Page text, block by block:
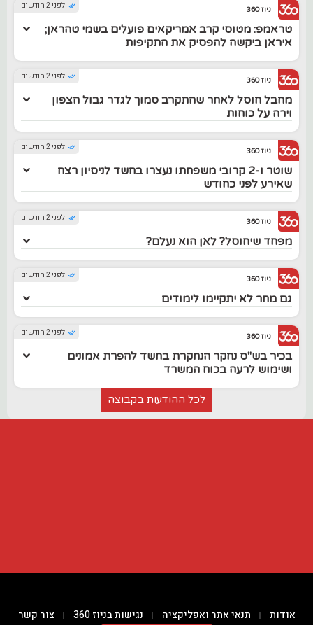
לפני 2 חודשים ניוז 360
טראמפ: מטוסי קרב אמריקאים פועלים בשמי טהראן;
איראן ביקשה להפסיק את התקיפות
לפני 2 חודשים ניוז 360
מחבל חוסל לאחר שהתקרב סמוך לגדר גבול הצפון
וירה על כוחות
לפני 2 חודשים ניוז 360
שוטר ו-2 קרובי משפחתו נעצרו בחשד לניסיון רצח
שאירע לפני כחודש
לפני 2 חודשים ניוז 360
מפחד שיחוסל? לאן הוא נעלם?
לפני 2 חודשים ניוז 360
גם מחר לא יתקיימו לימודים
לפני 2 חודשים ניוז 360
בכיר בש"ס נחקר הנחקרת בחשד להפרת אמונים
ושימוש לרעה בכוח המשרד
לכל ההודעות בקבוצה
אודות תנאי אתר ואפליקציה נגישות בניוז 360 צור קשר